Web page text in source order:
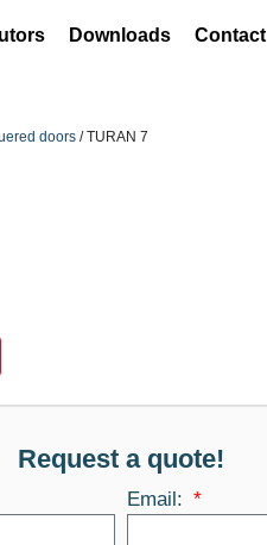
Downloads Contact
doors / TURAN 7
Request a quote!
Email: